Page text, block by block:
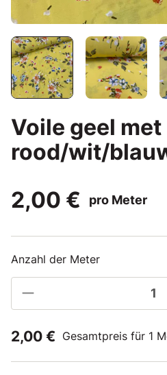
Voile geel met
rood/wit/
2,00 €
pro Meter
Anzahl der Meter
2,00 € Gesamtpreis für 1